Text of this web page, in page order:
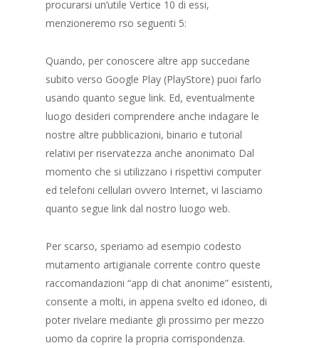
procurarsi un’utile Vertice 10 di essi,
menzioneremo rso seguenti 5:
Quando, per conoscere altre app succedane
subito verso Google Play (PlayStore) puoi farlo
usando quanto segue link. Ed, eventualmente
luogo desideri comprendere anche indagare le
nostre altre pubblicazioni, binario e tutorial
relativi per riservatezza anche anonimato Dal
momento che si utilizzano i rispettivi computer
ed telefoni cellulari ovvero Internet, vi lasciamo
quanto segue link dal nostro luogo web.
Per scarso, speriamo ad esempio codesto
mutamento artigianale corrente contro queste
raccomandazioni “app di chat anonime” esistenti,
consente a molti, in appena svelto ed idoneo, di
poter rivelare mediante gli prossimo per mezzo
uomo da coprire la propria corrispondenza.